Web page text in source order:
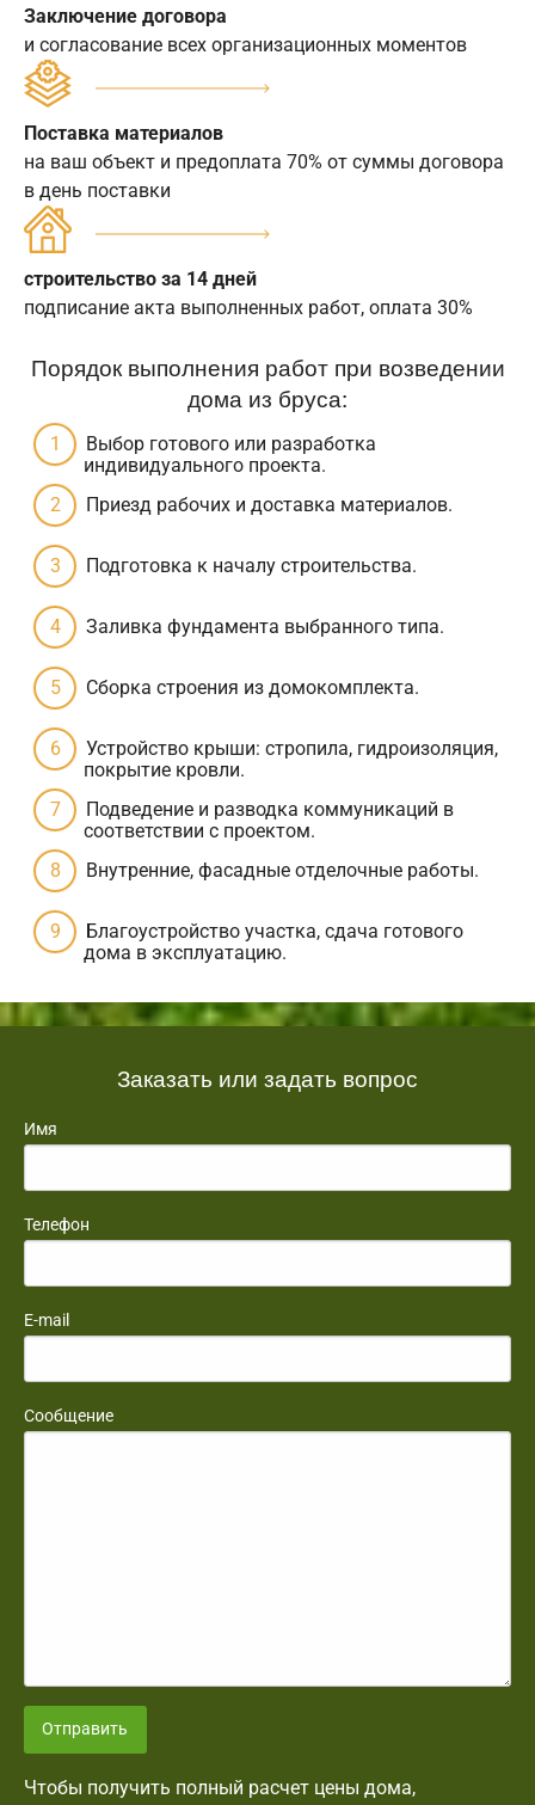
Заключение договора
и согласование всех организационных моментов
Поставка материалов
на ваш объект и предоплата 70% от суммы договора
в день поставки
строительство за 14 дней
подписание акта выполненных работ, оплата 30%
Порядок выполнения работ при возведении
дома из бруса:
Выбор готового или разработка
индивидуального проекта.
Приезд рабочих и доставка материалов.
Подготовка к началу строительства.
Заливка фундамента выбранного типа.
Сборка строения из домокомплекта.
Устройство крыши: стропила, гидроизоляция,
покрытие кровли.
Подведение и разводка коммуникаций в
соответствии с проектом.
Внутренние, фасадные отделочные работы.
Благоустройство участка, сдача готового
дома в эксплуатацию.
Заказать или задать вопрос
Имя
Телефон
E-mail
Сообщение
Отправить
Чтобы получить полный расчет цены дома,